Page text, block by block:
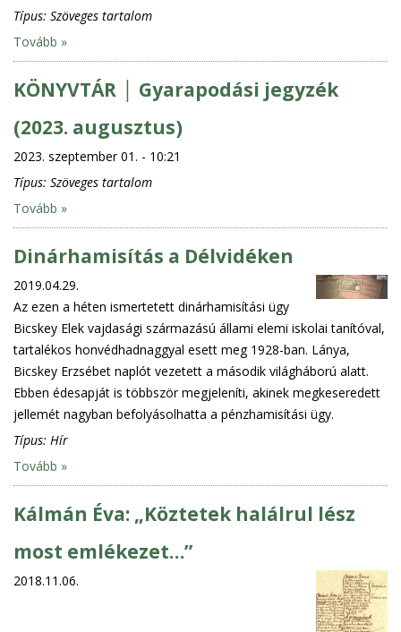
Típus: Szöveges tartalom
Tovább »
KÖNYVTÁR │ Gyarapodási jegyzék
(2023. augusztus)
2023. szeptember 01. - 10:21
Típus: Szöveges tartalom
Tovább »
Dinárhamisítás a Délvidéken
2019.04.29.
Az ezen a héten ismertetett dinárhamisítási ügy
Bicskey Elek vajdasági származású állami elemi iskolai tanítóval,
tartalékos honvédhadnaggyal esett meg 1928-ban. Lánya,
Bicskey Erzsébet naplót vezetett a második világháború alatt.
Ebben édesapját is többször megjeleníti, akinek megkeseredett
jellemét nagyban befolyásolhatta a pénzhamisítási ügy.
Típus: Hír
Tovább »
Kálmán Éva: „Köztetek halálrul lész
most emlékezet…”
2018.11.06.